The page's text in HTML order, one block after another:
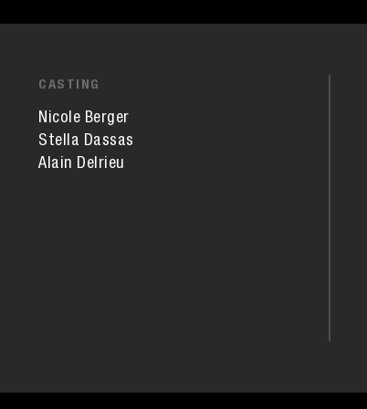
CASTING
Nicole Berger
Stella Dassas
Alain Delrieu